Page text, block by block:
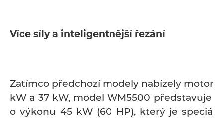
Více síly a inteligentnější řezání
Zatímco předchozí modely nabízely motory
kW a 37 kW, model WM5500 představuje
o výkonu 45 kW (60 HP), který je